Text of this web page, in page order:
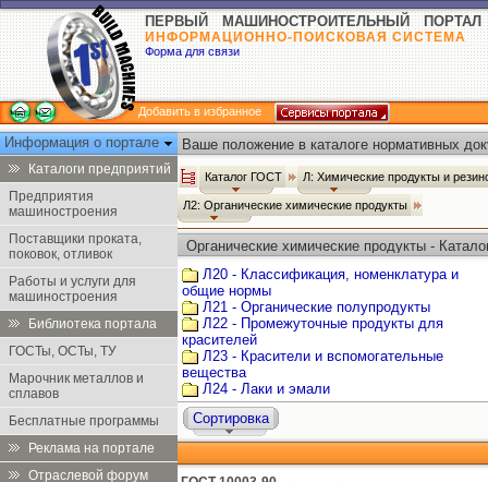
ПЕРВЫЙ МАШИНОСТРОИТЕЛЬНЫЙ ПОРТАЛ
ИНФОРМАЦИОННО-ПОИСКОВАЯ СИСТЕМА
Форма для связи
Добавить в избранное
Информация о портале
Каталоги предприятий
Предприятия
машиностроения
Поставщики проката,
поковок, отливок
Работы и услуги для
машиностроения
Библиотека портала
ГОСТы, ОСТы, ТУ
Марочник металлов и
сплавов
Бесплатные программы
Реклама на портале
Отраслевой форум
Ваше положение в каталоге нормативных
Каталог ГОСТ Л: Химические продукты и
Л2: Органические химические продукты
Органические химические продукты -
Л20 - Классификация, номенклатура и
общие нормы
Л21 - Органические полупродукты
Л22 - Промежуточные продукты для
красителей
Л23 - Красители и вспомогательные
вещества
Л24 - Лаки и эмали
Сортировка